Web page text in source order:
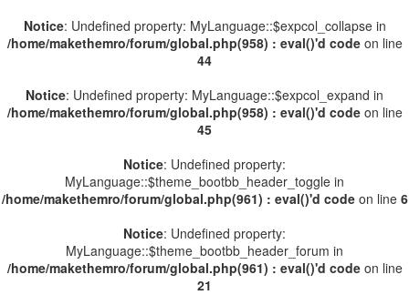
Notice: Undefined property: MyLanguage::$expcol_collapse in
/home/makethemro/forum/global.php(958) : eval()'d codeon line
44
Notice: Undefined property: MyLanguage::$expcol_expand in
/home/makethemro/forum/global.php(958) : eval()'d codeon line
45
Notice: Undefined property:
MyLanguage::$theme_bootbb_header_toggle in
/home/makethemro/forum/global.php(961) : eval()'d codeon line 6
Notice: Undefined property:
MyLanguage::$theme_bootbb_header_forum in
/home/makethemro/forum/global.php(961) : eval()'d codeon line
21